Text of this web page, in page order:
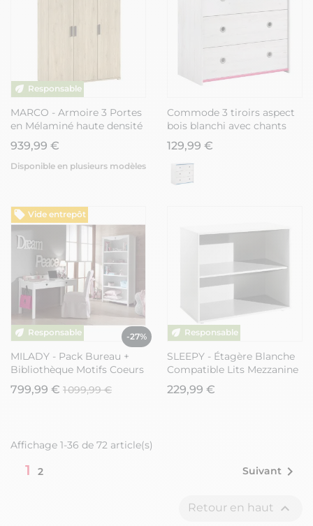
MARCO - Armoire 3 Portes
en Mélaminé haute densité
Aspect Chêne clair
939,99 €
Disponible en plusieurs modèles
Commode 3 tiroirs aspect
bois blanchi avec chants
roses en façade - MISYLIA
129,99 €
Vide entrepôt
-27%
MILADY - Pack Bureau +
Bibliothèque Motifs Coeurs
Ajourés
799,99 € 1 099,99 €
SLEEPY - Étagère Blanche
Compatible Lits Mezzanine
ou Mi-Haut
229,99 €
Affichage 1-36 de 72 article(s)
1 2 Suivant 
Retour en haut 